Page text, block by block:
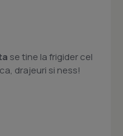
se tine la frigider cel
drajeuri si ness!